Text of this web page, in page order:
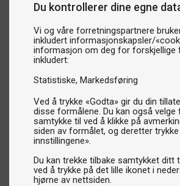
Du kontrollerer dine egne
Vi og våre forretningspartnere
inkludert informasjonskapsler/
informasjon om deg for forskjellige
inkludert:
Statistiske Markedsføring
Ved å trykke «Godta» gir du din
disse formålene. Du kan også velge
samtykke til ved å klikke på
siden av formålet, og deretter trykke
innstillingene».
Du kan trekke tilbake samtykket ditt
ved å trykke på det lille ikonet i
hjørne av nettsiden.